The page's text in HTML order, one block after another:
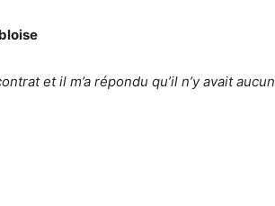
et il m’a répondu qu’il n’y avait aucun